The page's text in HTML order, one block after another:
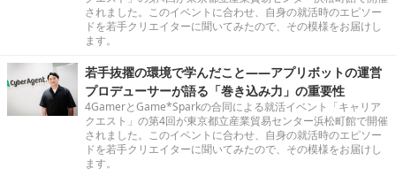
されました。このイベントに合わせ、自身の就活時のエピソー
ドを若手クリエイターに聞いてみたので、その模様をお届けし
ます。
若手抜擢の環境で学んだこと――アプリボットの運営
プロデューサーが語る「巻き込み力」の重要性
4GamerとGame*Sparkの合同による就活イベント「キャリア
クエスト」の第4回が東京都立産業貿易センター浜松町館で開催
されました。このイベントに合わせ、自身の就活時のエピソー
ドを若手クリエイターに聞いてみたので、その模様をお届けし
ます。